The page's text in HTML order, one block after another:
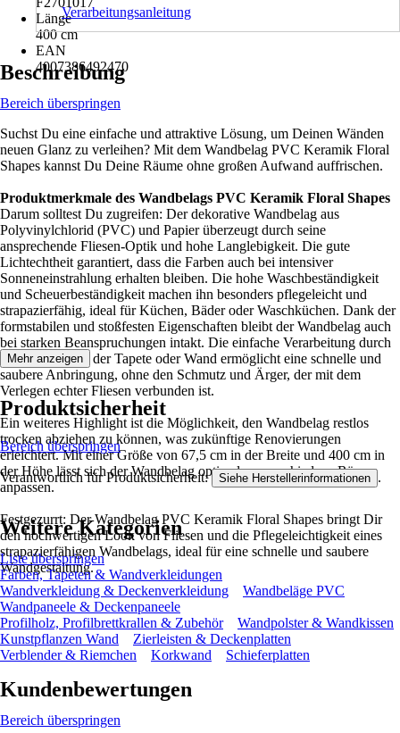
Länge
400 cm
EAN
4007386492470
Verarbeitungsanleitung
Beschreibung
Bereich überspringen
Suchst Du eine einfache und attraktive Lösung, um Deinen Wänden
neuen Glanz zu verleihen? Mit dem Wandbelag PVC Keramik Floral
Shapes kannst Du Deine Räume ohne großen Aufwand auffrischen.
Produktmerkmale des Wandbelags PVC Keramik Floral Shapes
Darum solltest Du zugreifen: Der dekorative Wandbelag aus
Polyvinylchlorid (PVC) und Papier überzeugt durch seine
ansprechende Fliesen-Optik und hohe Langlebigkeit. Die gute
Lichtechtheit garantiert, dass die Farben auch bei intensiver
Sonneneinstrahlung erhalten bleiben. Die hohe Waschbeständigkeit
und Scheuerbeständigkeit machen ihn besonders pflegeleicht und
strapazierfähig, ideal für Küchen, Bäder oder Waschküchen. Dank der
formstabilen und stoßfesten Eigenschaften bleibt der Wandbelag auch
bei starken Beanspruchungen intakt. Die einfache Verarbeitung durch
das Einkleistern der Tapete oder Wand ermöglicht eine schnelle und
saubere Anbringung, ohne den Schmutz und Ärger, der mit dem
Verlegen echter Fliesen verbunden ist.
Ein weiteres Highlight ist die Möglichkeit, den Wandbelag restlos
trocken abziehen zu können, was zukünftige Renovierungen
erleichtert. Mit einer Größe von 67,5 cm in der Breite und 400 cm in
der Höhe lässt sich der Wandbelag optimal an verschiedene Räume
anpassen.
Festgezurrt: Der Wandbelag PVC Keramik Floral Shapes bringt Dir
den hochwertigen Look von Fliesen und die Pflegeleichtigkeit eines
strapazierfähigen Wandbelags, ideal für eine schnelle und saubere
Wandgestaltung.
Mehr anzeigen
Produktsicherheit
Bereich überspringen
Verantwortlich für Produktsicherheit: Siehe Herstellerinformationen .
Weitere Kategorien
Liste überspringen
Farben, Tapeten & Wandverkleidungen
Wandverkleidung & Deckenverkleidung
Wandbeläge PVC
Wandpaneele & Deckenpaneele
Profilholz, Profilbrettkrallen & Zubehör
Wandpolster & Wandkissen
Kunstpflanzen Wand
Zierleisten & Deckenplatten
Verblender & Riemchen
Korkwand Schieferplatten
Kundenbewertungen
Bereich überspringen